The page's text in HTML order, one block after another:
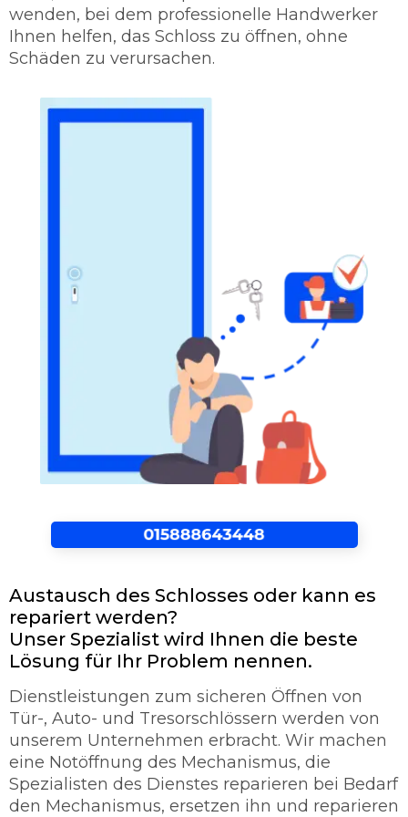
wenden, bei dem professionelle Handwerker
Ihnen helfen, das Schloss zu öffnen, ohne
Schäden zu verursachen.
Austausch des Schlosses oder kann es
repariert werden?
Unser Spezialist wird Ihnen die beste
Lösung für Ihr Problem nennen.
Dienstleistungen zum sicheren Öffnen von
Tür-, Auto- und Tresorschlössern werden von
unserem Unternehmen erbracht. Wir machen
eine Notöffnung des Mechanismus, die
Spezialisten des Dienstes reparieren bei Bedarf
den Mechanismus, ersetzen ihn und reparieren